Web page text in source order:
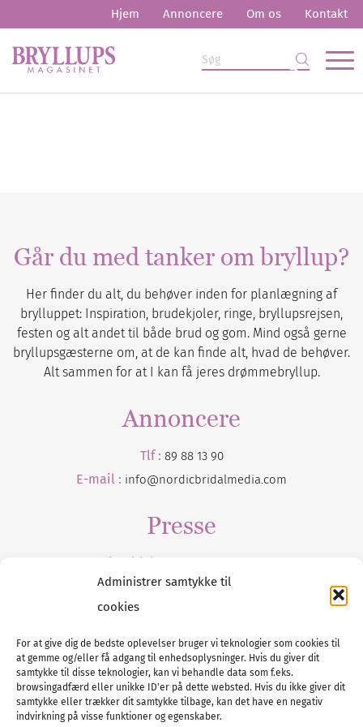
Administrer samtykke til
cookies
For at give dig de bedste oplevelser bruger vi teknologier som cookies til
at gemme og/eller få adgang til enhedsoplysninger. Hvis du giver dit
samtykke til disse teknologier, kan vi behandle data som f.eks.
browsingadfærd eller unikke ID'er på dette websted. Hvis du ikke giver dit
samtykke eller trækker dit samtykke tilbage, kan det have en negativ
indvirkning på visse funktioner og egenskaber.
Hjem Annoncere Om os Kontakt
Går du med tanker om bryllup?
Her finder du alt, du behøver inden for planlægning af
brylluppet: Inspiration, brudekjoler, ringe, bryllupsrejsen,
festen og alt andet til både brud og gom. Mind også gerne
bryllupsgæsterne om, at de kan finde alt, hvad de behøver.
Alt sammen for at I kan få jeres drømmebryllup.
Annoncere
Tlf : 89 88 13 90
E-mail : info@nordicbridalmedia.com
Presse
Tilmeld dig vores
Tel :89 88 13 90
E-post:info@nordicbridalmedia.com
Nordic Bridal Media